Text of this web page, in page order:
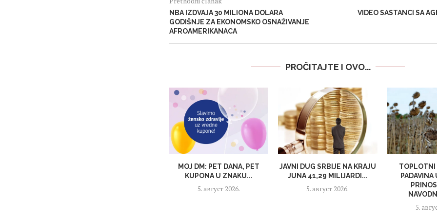
NBA IZDVAJA 30 MILIONA DOLARA
GODIŠNJE ZA EKONOMSKO OSNAŽIVANJE
AFROAMERIKANACA
VIDEO SASTANCI SA
PROČITAJTE I OVO...
MOJ DM: PET DANA, PET
KUPONA U ZNAKU...
5. август 2026.
JAVNI DUG SRBIJE NA KRAJU
JUNA 41,29 MILIJARDI...
5. август 2026.
TOPLOTNI
PADAVINA
5.